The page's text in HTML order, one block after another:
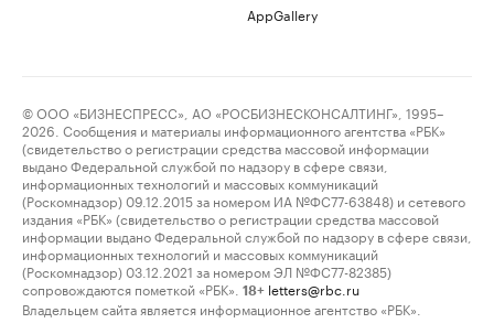
AppGallery
© ООО «БИЗНЕСПРЕСС», АО «РОСБИЗНЕСКОНСАЛТИНГ», 1995–
2026. Сообщения и материалы информационного агентства «РБК»
(свидетельство о регистрации средства массовой информации
выдано Федеральной службой по надзору в сфере связи,
информационных технологий и массовых коммуникаций
(Роскомнадзор) 09.12.2015 за номером ИА №ФС77-63848) и сетевого
издания «РБК» (свидетельство о регистрации средства массовой
информации выдано Федеральной службой по надзору в сфере связи,
информационных технологий и массовых коммуникаций
(Роскомнадзор) 03.12.2021 за номером ЭЛ №ФС77-82385)
сопровождаются пометкой «РБК».
18+ letters@rbc.ru
Владельцем сайта является информационное агентство «РБК».